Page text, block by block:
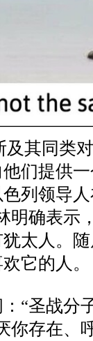
及其同类
们提供
列领导
明确表示
太人。
它的人。
“圣战分
你存在、